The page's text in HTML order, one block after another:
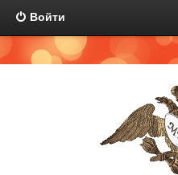
Войти